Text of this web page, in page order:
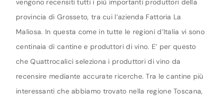
vengono recensiti tutti i più importanti produttori della
provincia di Grosseto, tra cui l’azienda Fattoria La
Maliosa. In questa come in tutte le regioni d’Italia vi sono
centinaia di cantine e produttori di vino. E’ per questo
che Quattrocalici seleziona i produttori di vino da
recensire mediante accurate ricerche. Tra le cantine più
interessanti che abbiamo trovato nella regione Toscana,